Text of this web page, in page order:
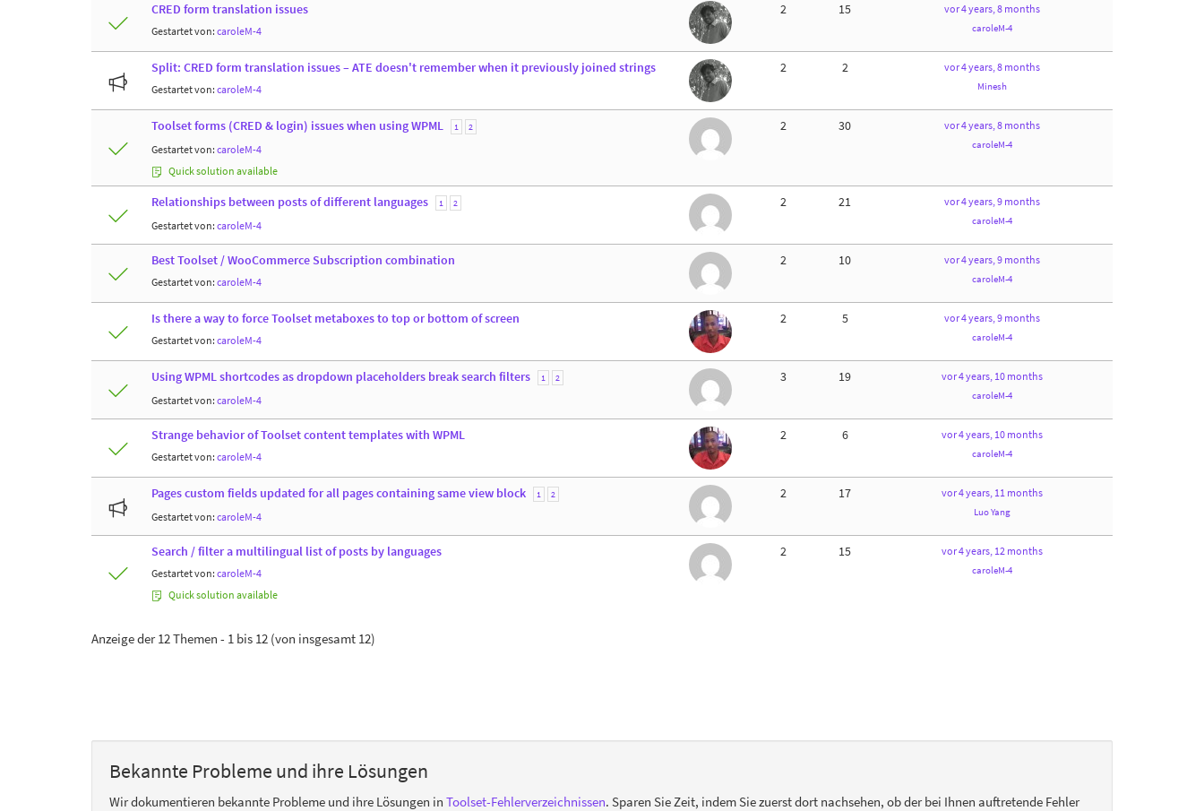
CRED form translation issues
Gestartet von: caroleM-4
2 15 vor 4 years, 8 months
caroleM-4
Split: CRED form translation issues – ATE doesn't remember when it previously joined strings
Gestartet von: caroleM-4
2 2 vor 4 years, 8 months
Minesh
Toolset forms (CRED & login) issues when using WPML 1 2
Gestartet von: caroleM-4
Quick solution available
2 30 vor 4 years, 8 months
caroleM-4
Relationships between posts of different languages 1 2
Gestartet von: caroleM-4
2 21 vor 4 years, 9 months
caroleM-4
Best Toolset / WooCommerce Subscription combination
Gestartet von: caroleM-4
2 10 vor 4 years, 9 months
caroleM-4
Is there a way to force Toolset metaboxes to top or bottom of screen
Gestartet von: caroleM-4
2 5 vor 4 years, 9 months
caroleM-4
Using WPML shortcodes as dropdown placeholders break search filters 1 2
Gestartet von: caroleM-4
3 19 vor 4 years, 10 months
caroleM-4
Strange behavior of Toolset content templates with WPML
Gestartet von: caroleM-4
2 6 vor 4 years, 10 months
caroleM-4
Pages custom fields updated for all pages containing same view block 1 2
Gestartet von: caroleM-4
2 17 vor 4 years, 11 months
Luo Yang
Search / filter a multilingual list of posts by languages
Gestartet von: caroleM-4
Quick solution available
2 15 vor 4 years, 12 months
caroleM-4
Anzeige der 12 Themen - 1 bis 12 (von insgesamt 12)
Bekannte Probleme und ihre Lösungen
Wir dokumentieren bekannte Probleme und ihre Lösungen in Toolset-Fehlerverzeichnissen. Sparen Sie Zeit, indem Sie zuerst dort nachsehen, ob der bei Ihnen auftretende Fehler